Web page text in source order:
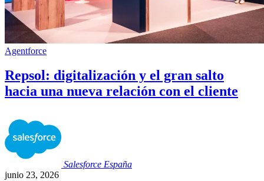
Agentforce
Repsol: digitalización y el gran salto
hacia una nueva relación con el cliente
Salesforce España
junio 23, 2026